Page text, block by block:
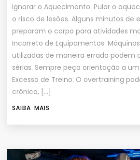
Ignorar o Aquecimento: Pular o
o risco de lesões. Alguns minutos de
preparam o corpo para atividades
Incorreto de Equipamentos:
utilizadas de maneira errada podem
sérias. Sempre peça orientação a
Excesso de Treino: O overtraining
crônica, […]
SAIBA MAIS